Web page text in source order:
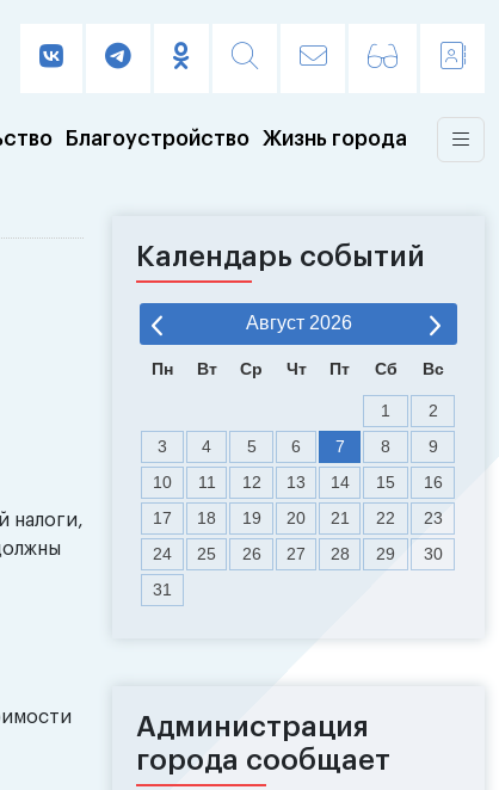
Благоустройство Жизнь города
налоги,
Календарь событий
Август 2026
Пн Вт Ср Чт Пт Сб Вс
1
2
3
4 5 6 7 8
9
10
11 12 13 14 15
16
17
18 19 20 21 22
23
24
25 26 27 28 29
30
31
Администрация
города сообщает